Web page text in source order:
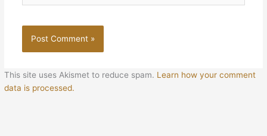
This site uses Akismet to reduce spam. Learn how your comment
data is processed.